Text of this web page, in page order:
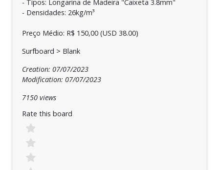
- Tipos: Longarina de Madeira "Caixeta 3.8mm"
- Densidades: 26kg/m³
Preço Médio: R$ 150,00 (USD 38.00)
Surfboard > Blank
Creation: 07/07/2023
Modification: 07/07/2023
7150 views
Rate this board